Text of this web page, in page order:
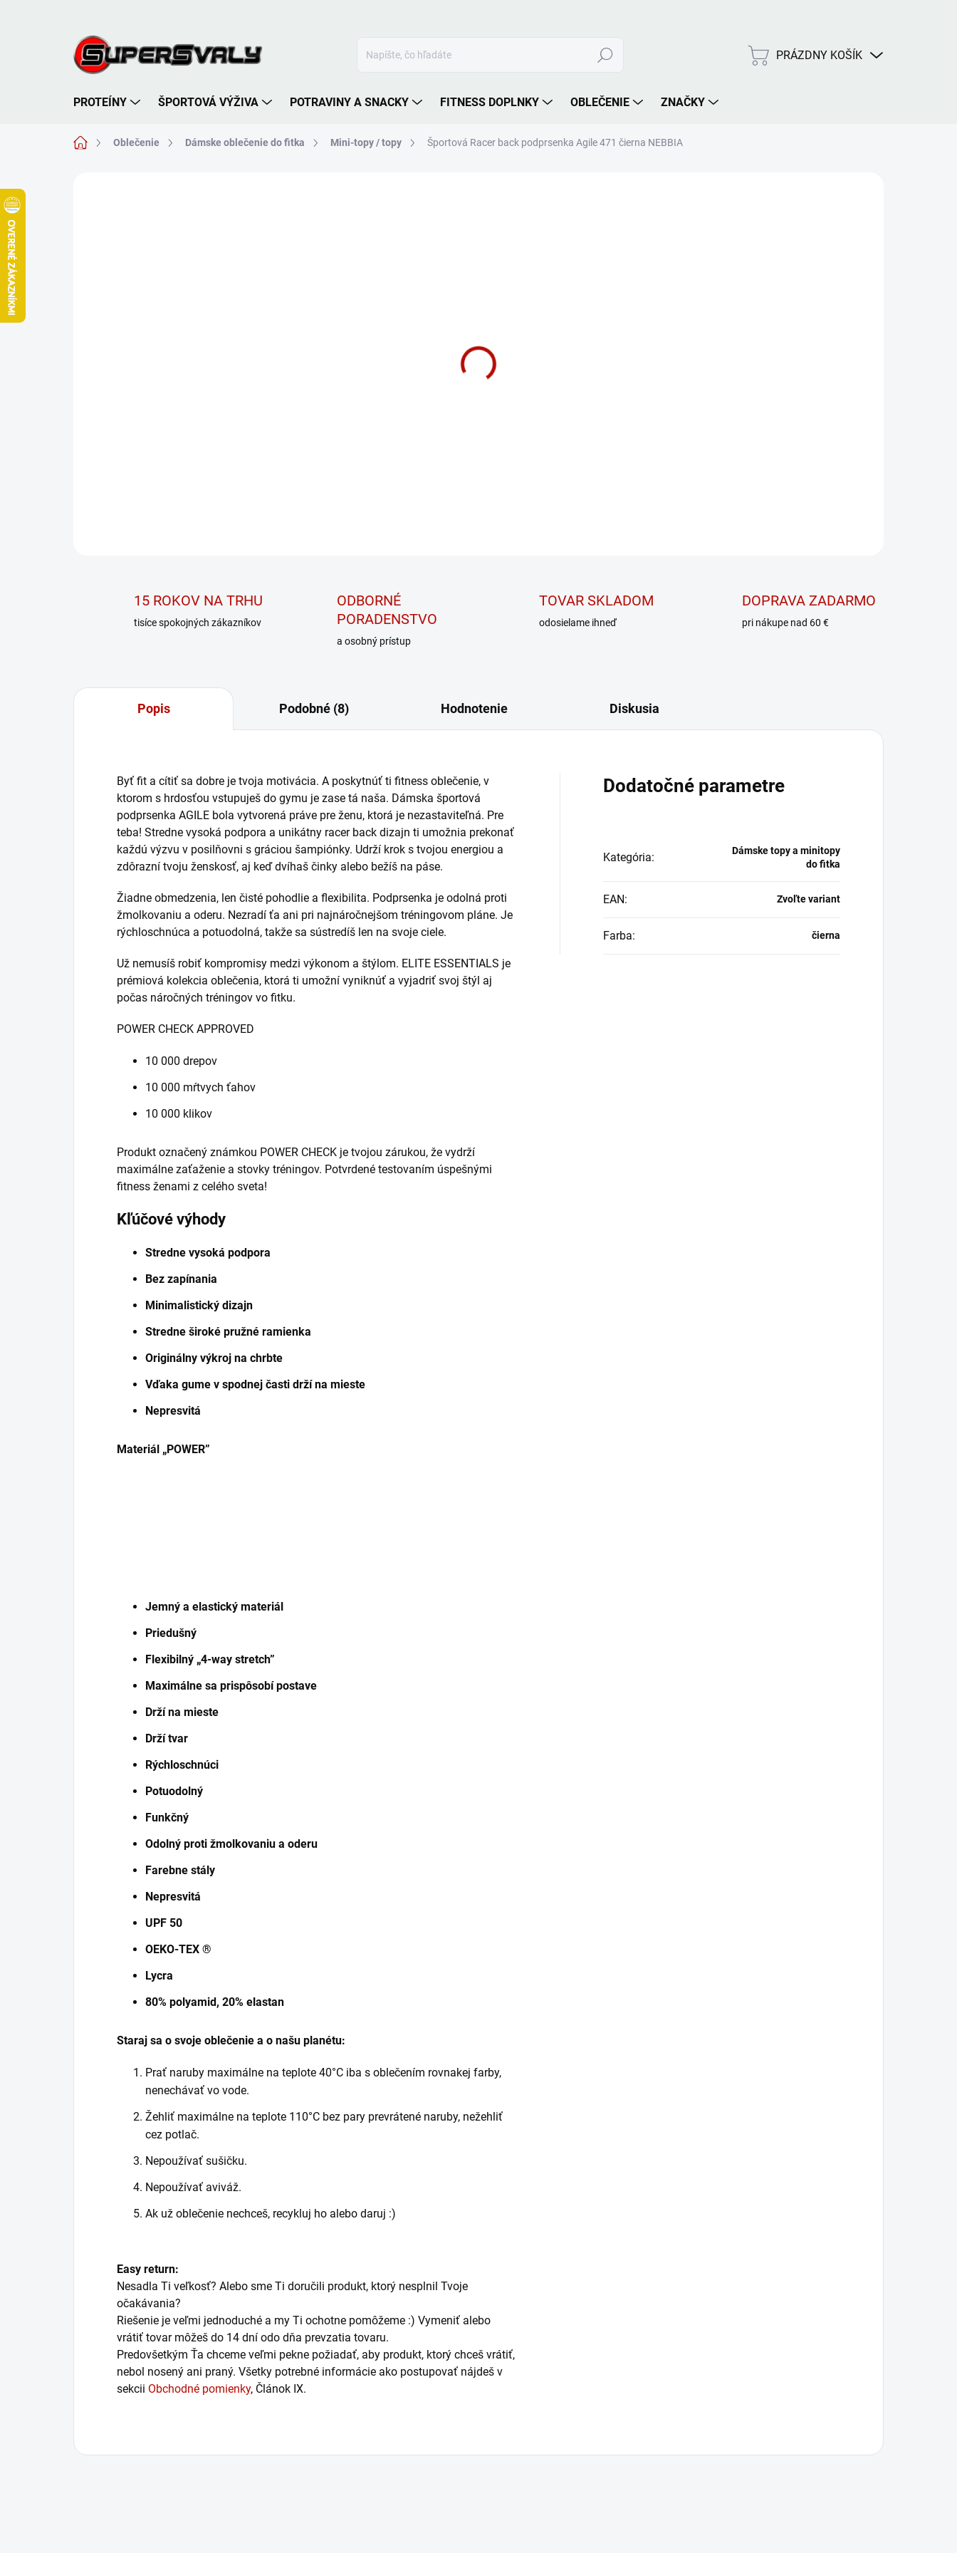
Hľadať
NÁKUPNÝ
PRÁZDNY KOŠÍK
PROTEÍNY ŠPORTOVÁ VÝŽIVA POTRAVINY A SNACKY FITNESS DOPLNKY OBLEČENIE ZNAČKY
DomovOblečenie Dámske oblečenie do fitka Mini-topy / topy Športová Racer back podprsenka Agile 471 čierna NEBBIA
DETAILNÉ INFORMÁCIE
15 ROKOV NA TRHU
tisíce spokojných zákazníkov
ODBORNÉ
PORADENSTVO
a osobný prístup
TOVAR SKLADOM
odosielame ihneď
DOPRAVA ZADARMO
pri nákupe nad 60 €
Popis Podobné (8) Hodnotenie Diskusia
Byť fit a cítiť sa dobre je tvoja motivácia. A poskytnúť ti fitness oblečenie, v
ktorom s hrdosťou vstupuješ do gymu je zase tá naša. Dámska športová
podprsenka AGILE bola vytvorená práve pre ženu, ktorá je nezastaviteľná. Pre
teba! Stredne vysoká podpora a unikátny racer back dizajn ti umožnia prekonať
každú výzvu v posilňovni s gráciou šampiónky. Udrží krok s tvojou energiou a
zdôrazní tvoju ženskosť, aj keď dvíhaš činky alebo bežíš na páse.
Žiadne obmedzenia, len čisté pohodlie a flexibilita. Podprsenka je odolná proti
žmolkovaniu a oderu. Nezradí ťa ani pri najnáročnejšom tréningovom pláne. Je
rýchloschnúca a potuodolná, takže sa sústredíš len na svoje ciele.
Už nemusíš robiť kompromisy medzi výkonom a štýlom. ELITE ESSENTIALS je
prémiová kolekcia oblečenia, ktorá ti umožní vyniknúť a vyjadriť svoj štýl aj
počas náročných tréningov vo fitku.
POWER CHECK APPROVED
10 000 drepov
10 000 mŕtvych ťahov
10 000 klikov
Produkt označený známkou POWER CHECK je tvojou zárukou, že vydrží
maximálne zaťaženie a stovky tréningov. Potvrdené testovaním úspešnými
fitness ženami z celého sveta!
Kľúčové výhody
Stredne vysoká podpora
Bez zapínania
Minimalistický dizajn
Stredne široké pružné ramienka
Originálny výkroj na chrbte
Vďaka gume v spodnej časti drží na mieste
Nepresvitá
Materiál „POWER”
Jemný a elastický materiál
Priedušný
Flexibilný „4-way stretch”
Maximálne sa prispôsobí postave
Drží na mieste
Drží tvar
Rýchloschnúci
Potuodolný
Funkčný
Odolný proti žmolkovaniu a oderu
Farebne stály
Nepresvitá
UPF 50
OEKO-TEX ®
Lycra
80% polyamid, 20% elastan
Staraj sa o svoje oblečenie a o našu planétu:
Prať naruby maximálne na teplote 40°C iba s oblečením rovnakej farby,
nenechávať vo vode.
Žehliť maximálne na teplote 110°C bez pary prevrátené naruby, nežehliť
cez potlač.
Nepoužívať sušičku.
Nepoužívať aviváž.
Ak už oblečenie nechceš, recykluj ho alebo daruj :)
Easy return:
Nesadla Ti veľkosť? Alebo sme Ti doručili produkt, ktorý nesplnil Tvoje
očakávania?
Riešenie je veľmi jednoduché a my Ti ochotne pomôžeme :) Vymeniť alebo
vrátiť tovar môžeš do 14 dní odo dňa prevzatia tovaru.
Predovšetkým Ťa chceme veľmi pekne požiadať, aby produkt, ktorý chceš vrátiť,
nebol nosený ani praný. Všetky potrebné informácie ako postupovať nájdeš v
sekcii Obchodné pomienky, Článok IX.
Dodatočné parametre
Kategória:
Dámske topy a minitopy
do fitka
EAN: Zvoľte variant
Farba: čierna